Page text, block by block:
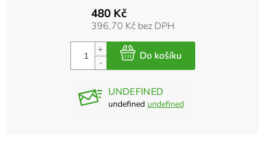
480 Kč
396,70 Kč bez DPH
UNDEFINED
undefined undefined